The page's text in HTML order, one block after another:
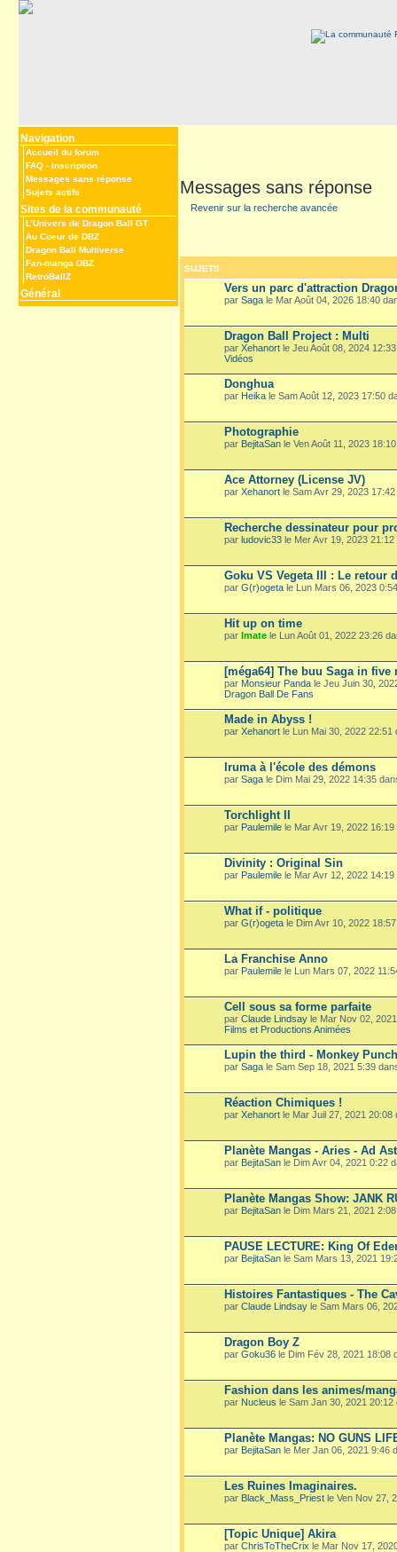
Navigation
Accueil du forum
FAQ - Inscription
Messages sans réponse
Sujets actifs
Sites de la communauté
L’Univers de Dragon Ball GT
Au Coeur de DBZ
Dragon Ball Multiverse
Fan-manga DBZ
RetroBallZ
Général
Messages sans réponse
Revenir sur la recherche avancée
SUJETS
Vers un parc d'attraction
par Saga le Mar Août 04, 2026 18:40
Dragon Ball Project : Multi
par Xehanort le Jeu Août 08, 2024
Vidéos
Donghua
par Heika le Sam Août 12, 2023 17:50
Photographie
par BejitaSan le Ven Août 11, 2023
Ace Attorney (License JV)
par Xehanort le Sam Avr 29, 2023
Recherche dessinateur pour
par ludovic33 le Mer Avr 19, 2023
Goku VS Vegeta III : Le retour
par G(r)ogeta le Lun Mars 06, 2023
Hit up on time
par Imate le Lun Août 01, 2022 23:26
[méga64] The buu Saga in five
par Monsieur Panda le Jeu Juin 30,
Dragon Ball De Fans
Made in Abyss !
par Xehanort le Lun Mai 30, 2022 22:51
Iruma à l'école des démons
par Saga le Dim Mai 29, 2022 14:35
Torchlight II
par Paulemile le Mar Avr 19, 2022
Divinity : Original Sin
par Paulemile le Mar Avr 12, 2022
What if - politique
par G(r)ogeta le Dim Avr 10, 2022
La Franchise Anno
par Paulemile le Lun Mars 07, 2022
Cell sous sa forme parfaite
par Claude Lindsay le Mar Nov 02,
Films et Productions Animées
Lupin the third - Monkey Punch
par Saga le Sam Sep 18, 2021 5:39
Réaction Chimiques !
par Xehanort le Mar Juil 27, 2021
Planète Mangas - Aries - Ad
par BejitaSan le Dim Avr 04, 2021 0:22
Planète Mangas Show: JANK
par BejitaSan le Dim Mars 21, 2021
PAUSE LECTURE: King Of
par BejitaSan le Sam Mars 13, 2021
Histoires Fantastiques - The
par Claude Lindsay le Sam Mars 06,
Dragon Boy Z
par Goku36 le Dim Fév 28, 2021 18:08
Fashion dans les animes/
par Nucleus le Sam Jan 30, 2021
Planète Mangas: NO GUNS
par BejitaSan le Mer Jan 06, 2021 9:46
Les Ruines Imaginaires.
par Black_Mass_Priest le Ven Nov 27,
[Topic Unique] Akira
par ChrisToTheCrix le Mar Nov 17,